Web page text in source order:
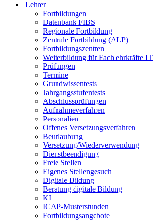
Lehrer
Fortbildungen
Datenbank FIBS
Regionale Fortbildung
Zentrale Fortbildung (ALP)
Fortbildungszentren
Weiterbildung für Fachlehrkräfte IT
Prüfungen
Termine
Grundwissentests
Jahrgangsstufentests
Abschlussprüfungen
Aufnahmeverfahren
Personalien
Offenes Versetzungsverfahren
Beurlaubung
Versetzung/Wiederverwendung
Dienstbeendigung
Freie Stellen
Eigenes Stellengesuch
Digitale Bildung
Beratung digitale Bildung
KI
ICAP-Musterstunden
Fortbildungsangebote